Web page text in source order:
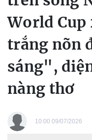
World Cup
trắng nõn
sáng",
nàng thơ
10:00 09/07/2026